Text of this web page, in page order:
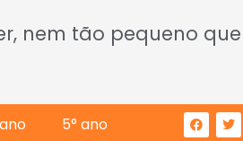
nem tão pequeno
5° ano